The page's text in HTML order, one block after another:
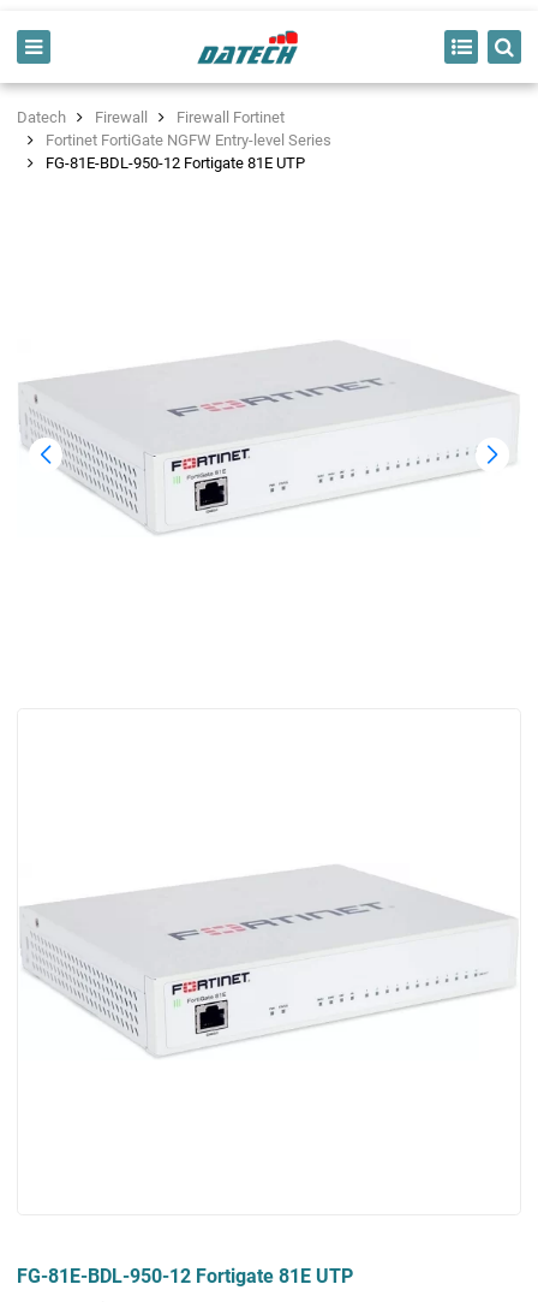
Datech Firewall
Firewall Fortinet
Fortinet FortiGate NGFW Entry-level Series
FG-81E-BDL-950-12 Fortigate 81E UTP
FG-81E-BDL-950-12 Fortigate 81E UTP